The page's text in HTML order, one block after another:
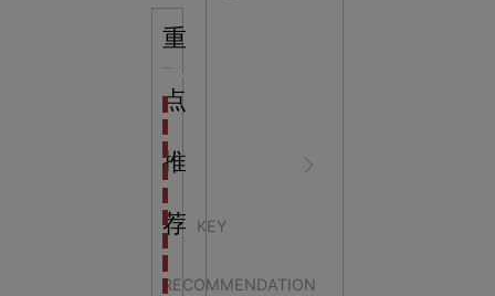
NEWS
CENTER
重
点
推
荐 KEY
RECOMMENDATION
海洋馆设计建设方案：展示内容和互动体验设计
非遗文化展厅设计要点：展厅布局策展技巧和创新元
航空航天科技馆设计思路：如何设计促进公众的兴趣
目前科技馆的展示内容主要包含哪些几个方面？